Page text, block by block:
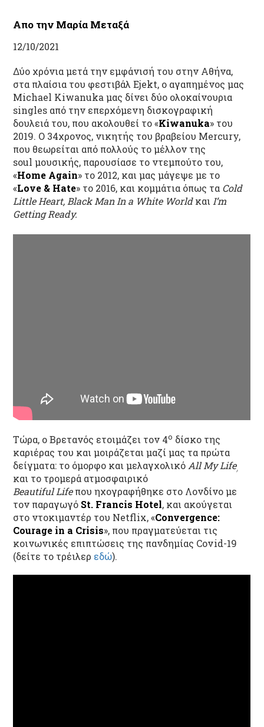
Απο την Μαρία Μεταξά
12/10/2021
Δύο χρόνια μετά την εμφάνισή του στην Αθήνα,
στα πλαίσια του φεστιβάλ Ejekt, ο αγαπημένος μας
Michael Kiwanuka μας δίνει δύο ολοκαίνουρια
singles από την επερχόμενη δισκογραφική
δουλειά του, που ακολουθεί το «Kiwanuka» του
2019. Ο 34χρονος, νικητής του βραβείου Mercury,
που θεωρείται από πολλούς το μέλλον της
soul μουσικής, παρουσίασε το ντεμπούτο του,
«Home Again» το 2012, και μας μάγεψε με το
«Love & Hate» το 2016, και κομμάτια όπως τα Cold
Little Heart, Black Man In a White Worldκαι I’m
Getting Ready.
Τώρα, ο Βρετανός ετοιμάζει τον 4ο δίσκο της
καριέρας του και μοιράζεται μαζί μας τα πρώτα
δείγματα: το όμορφο και μελαγχολικό All My Life,
και το τρομερά ατμοσφαιρικό
Beautiful Life που ηχογραφήθηκε στο Λονδίνο με
τον παραγωγό St. Francis Hotel, και ακούγεται
στο ντοκιμαντέρ του Netflix, «Convergence:
Courage in a Crisis», που πραγματεύεται τις
κοινωνικές επιπτώσεις της πανδημίας Covid-19
(δείτε το τρέιλερ εδώ).